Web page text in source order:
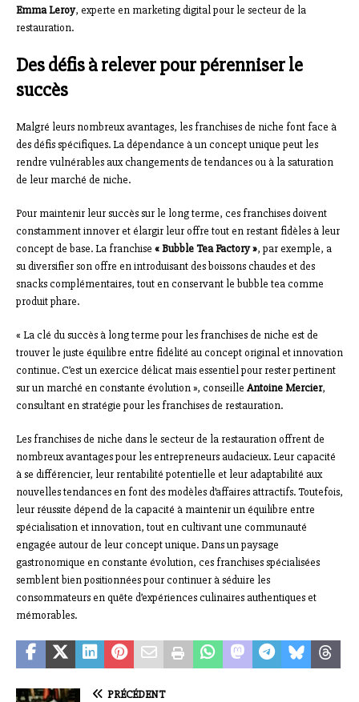
Emma Leroy, experte en marketing digital pour le secteur de la
restauration.
Des défis à relever pour pérenniser le
succès
Malgré leurs nombreux avantages, les franchises de niche font face à
des défis spécifiques. La dépendance à un concept unique peut les
rendre vulnérables aux changements de tendances ou à la saturation
de leur marché de niche.
Pour maintenir leur succès sur le long terme, ces franchises doivent
constamment innover et élargir leur offre tout en restant fidèles à leur
concept de base. La franchise « Bubble Tea Factory », par exemple, a
su diversifier son offre en introduisant des boissons chaudes et des
snacks complémentaires, tout en conservant le bubble tea comme
produit phare.
« La clé du succès à long terme pour les franchises de niche est de
trouver le juste équilibre entre fidélité au concept original et innovation
continue. C’est un exercice délicat mais essentiel pour rester pertinent
sur un marché en constante évolution », conseille Antoine Mercier,
consultant en stratégie pour les franchises de restauration.
Les franchises de niche dans le secteur de la restauration offrent de
nombreux avantages pour les entrepreneurs audacieux. Leur capacité
à se différencier, leur rentabilité potentielle et leur adaptabilité aux
nouvelles tendances en font des modèles d’affaires attractifs. Toutefois,
leur réussite dépend de la capacité à maintenir un équilibre entre
spécialisation et innovation, tout en cultivant une communauté
engagée autour de leur concept unique. Dans un paysage
gastronomique en constante évolution, ces franchises spécialisées
semblent bien positionnées pour continuer à séduire les
consommateurs en quête d’expériences culinaires authentiques et
mémorables.
PRÉCÉDENT